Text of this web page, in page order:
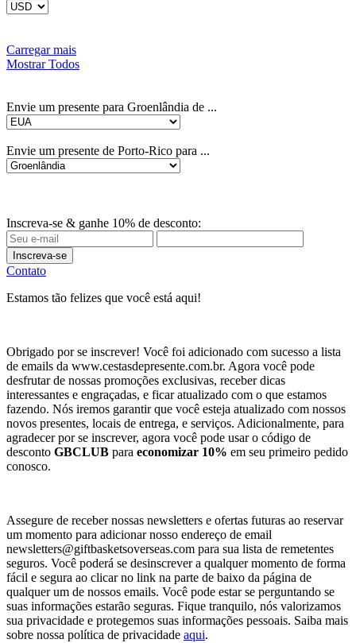
Carregar mais
Mostrar Todos
Envie um presente para Groenlândia de ...
Envie um presente de Porto-Rico para ...
Inscreva-se & ganhe 10% de desconto:
Inscreva-se
Contato
Estamos tão felizes que você está aqui!
Obrigado por se inscrever! Você foi adicionado com sucesso a lista
de emails da www.cestasdepresente.com.br. Agora você pode
desfrutar de nossas promoções exclusivas, receber dicas
interessantes e engraçadas, e ficar atualizado com o que estamos
fazendo. Nós iremos garantir que você esteja atualizado com nossos
novos presentes, locais de entrega, e serviços. Adicionalmente, para
agradecer por se inscrever, agora você pode usar o código de
desconto GBCLUB para economizar 10% em seu primeiro pedido
conosco.
Assegure de receber nossas newsletters e ofertas futuras ao reservar
um momento para adicionar nosso endereço de email
newsletters@giftbasketsoverseas.com para sua lista de remetentes
seguros. Você poderá se desinscrever a qualquer momento de forma
fácil e segura ao clicar no link na parte de baixo da página de
qualquer um de nossos emails. Você pode estar se perguntando se
suas informações estarão seguras. Fique tranquilo, nós valorizamos
sua privacidade e protegemos suas informações pessoais. Saiba mais
sobre nossa política de privacidade aqui.